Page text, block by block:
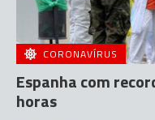
CORONAVÍRUS
Espanha com
horas